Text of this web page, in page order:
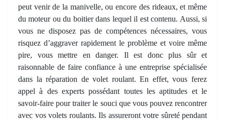
peut venir de la manivelle, ou encore des rideaux, et même
du moteur ou du boitier dans lequel il est contenu. Aussi, si
vous ne disposez pas de compétences nécessaires, vous
risquez d’aggraver rapidement le problème et voire même
pire, vous mettre en danger. Il est donc plus sûr et
raisonnable de faire confiance à une entreprise spécialisée
dans la réparation de volet roulant. En effet, vous ferez
appel à des experts possédant toutes les aptitudes et le
savoir-faire pour traiter le souci que vous pouvez rencontrer
avec vos volets roulants. Ils assureront votre sûreté pendant